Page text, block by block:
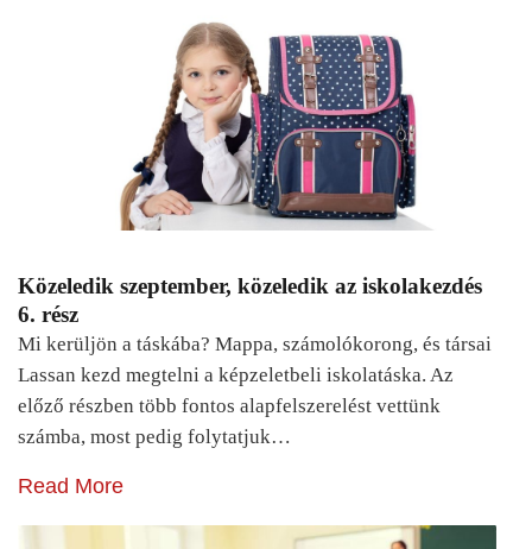
Közeledik szeptember, közeledik az iskolakezdés
6. rész
Mi kerüljön a táskába? Mappa, számolókorong, és társai
Lassan kezd megtelni a képzeletbeli iskolatáska. Az
előző részben több fontos alapfelszerelést vettünk
számba, most pedig folytatjuk…
Read More